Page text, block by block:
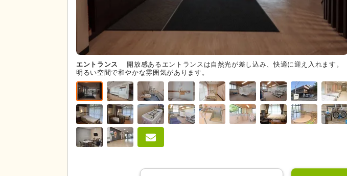
エントランス
開放感あるエントランスは自然光が差し込み、快適に迎え入れます。
明るい空間で和やかな雰囲気があります。